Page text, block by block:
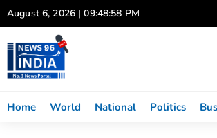
Skip
to
content
August 6, 2026 | 09:48:59 PM
Home World National Politics